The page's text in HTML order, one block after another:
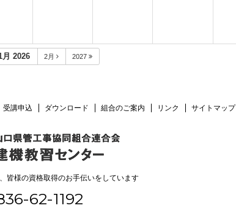
月 2026 2月 2027
受講申込 ダウンロード 組合のご案内 リンク サイトマップ
皆様の資格取得のお手伝いをしています
62-1192